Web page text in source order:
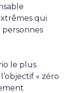
qui
le plus
« zéro